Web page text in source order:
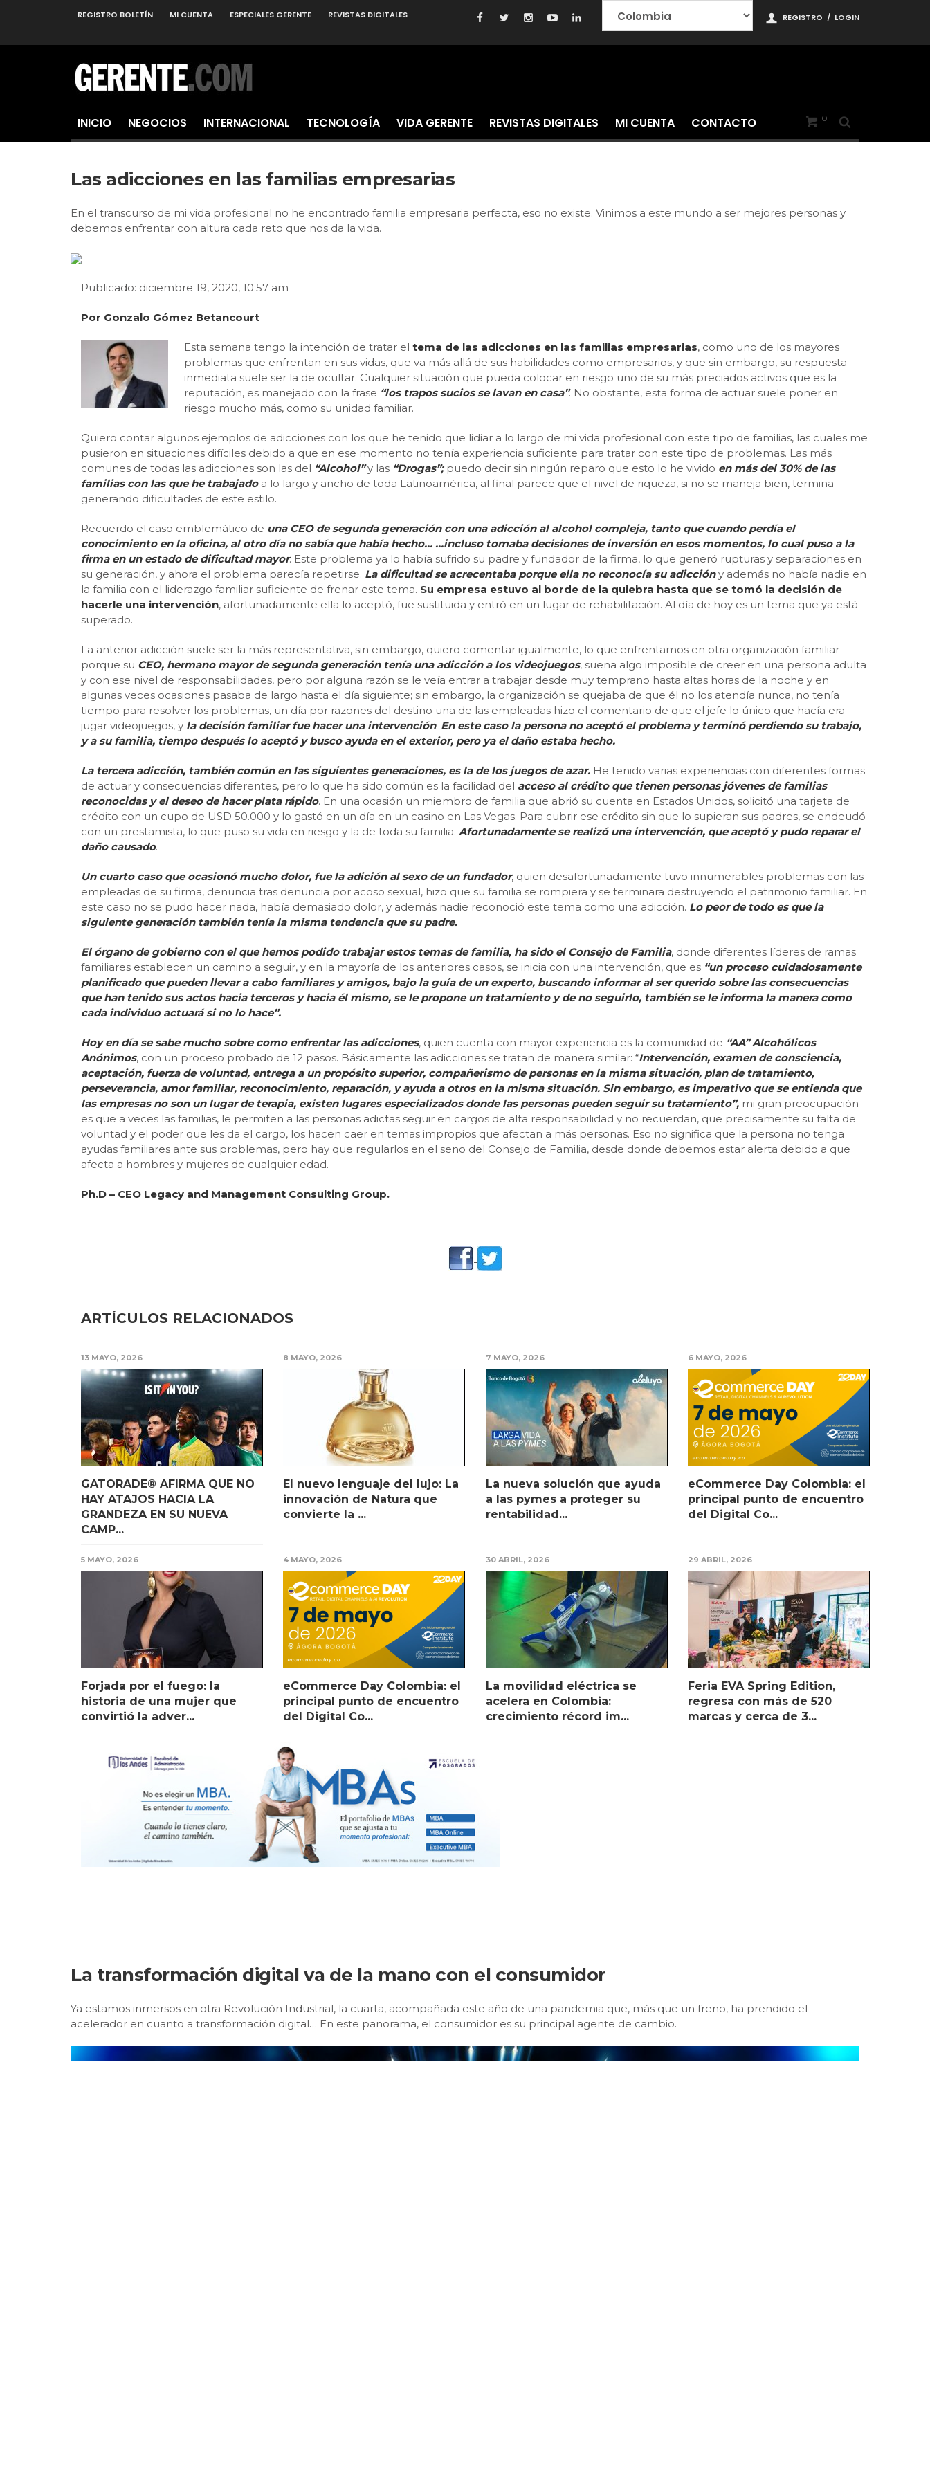
REGISTRO / LOGIN
REGISTRO BOLETÍN MI CUENTA ESPECIALES GERENTE REVISTAS DIGITALES
0
INICIO NEGOCIOS INTERNACIONAL TECNOLOGÍA VIDA GERENTE REVISTAS DIGITALES MI CUENTA CONTACTO
Las adicciones en las familias empresarias
En el transcurso de mi vida profesional no he encontrado familia empresaria perfecta, eso no existe. Vinimos a este mundo a ser mejores personas y
debemos enfrentar con altura cada reto que nos da la vida.
Publicado: diciembre 19, 2020, 10:57 am
Por Gonzalo Gómez Betancourt
Esta semana tengo la intención de tratar el tema de las adicciones en las familias empresarias, como uno de los mayores
problemas que enfrentan en sus vidas, que va más allá de sus habilidades como empresarios, y que sin embargo, su respuesta
inmediata suele ser la de ocultar. Cualquier situación que pueda colocar en riesgo uno de su más preciados activos que es la
reputación, es manejado con la frase “los trapos sucios se lavan en casa”. No obstante, esta forma de actuar suele poner en
riesgo mucho más, como su unidad familiar.
Quiero contar algunos ejemplos de adicciones con los que he tenido que lidiar a lo largo de mi vida profesional con este tipo de familias, las cuales me
pusieron en situaciones difíciles debido a que en ese momento no tenía experiencia suficiente para tratar con este tipo de problemas. Las más
comunes de todas las adicciones son las del “Alcohol”y las “Drogas”;puedo decir sin ningún reparo que esto lo he vivido en más del 30% de las
familias con las que he trabajadoa lo largo y ancho de toda Latinoamérica, al final parece que el nivel de riqueza, si no se maneja bien, termina
generando dificultades de este estilo.
Recuerdo el caso emblemático de una CEO de segunda generación con una adicción al alcohol compleja, tanto que cuando perdía el
conocimiento en la oficina, al otro día no sabía que había hecho… …incluso tomaba decisiones de inversión en esos momentos, lo cual puso a la
firma en un estado de dificultad mayor. Este problema ya lo había sufrido su padre y fundador de la firma, lo que generó rupturas y separaciones en
su generación, y ahora el problema parecía repetirse. La dificultad se acrecentaba porque ella no reconocía su adiccióny además no había nadie en
la familia con el liderazgo familiar suficiente de frenar este tema. Su empresa estuvo al borde de la quiebra hasta que se tomó la decisión de
hacerle una intervención, afortunadamente ella lo aceptó, fue sustituida y entró en un lugar de rehabilitación. Al día de hoy es un tema que ya está
superado.
La anterior adicción suele ser la más representativa, sin embargo, quiero comentar igualmente, lo que enfrentamos en otra organización familiar
porque su CEO, hermano mayor de segunda generación tenía una adicción a los videojuegos, suena algo imposible de creer en una persona adulta
y con ese nivel de responsabilidades, pero por alguna razón se le veía entrar a trabajar desde muy temprano hasta altas horas de la noche y en
algunas veces ocasiones pasaba de largo hasta el día siguiente; sin embargo, la organización se quejaba de que él no los atendía nunca, no tenía
tiempo para resolver los problemas, un día por razones del destino una de las empleadas hizo el comentario de que el jefe lo único que hacía era
jugar videojuegos, y la decisión familiar fue hacer una intervención. En este caso la persona no aceptó el problema y terminó perdiendo su trabajo,
y a su familia, tiempo después lo aceptó y busco ayuda en el exterior, pero ya el daño estaba hecho.
La tercera adicción, también común en las siguientes generaciones, es la de los juegos de azar. He tenido varias experiencias con diferentes formas
de actuar y consecuencias diferentes, pero lo que ha sido común es la facilidad del acceso al crédito que tienen personas jóvenes de familias
reconocidas y el deseo de hacer plata rápido. En una ocasión un miembro de familia que abrió su cuenta en Estados Unidos, solicitó una tarjeta de
crédito con un cupo de USD 50.000 y lo gastó en un día en un casino en Las Vegas. Para cubrir ese crédito sin que lo supieran sus padres, se endeudó
con un prestamista, lo que puso su vida en riesgo y la de toda su familia. Afortunadamente se realizó una intervención, que aceptó y pudo reparar el
daño causado.
Un cuarto caso que ocasionó mucho dolor, fue la adición al sexo de un fundador, quien desafortunadamente tuvo innumerables problemas con las
empleadas de su firma, denuncia tras denuncia por acoso sexual, hizo que su familia se rompiera y se terminara destruyendo el patrimonio familiar. En
este caso no se pudo hacer nada, había demasiado dolor, y además nadie reconoció este tema como una adicción. Lo peor de todo es que la
siguiente generación también tenía la misma tendencia que su padre.
El órgano de gobierno con el que hemos podido trabajar estos temas de familia, ha sido el Consejo de Familia, donde diferentes líderes de ramas
familiares establecen un camino a seguir, y en la mayoría de los anteriores casos, se inicia con una intervención, que es “un proceso cuidadosamente
planificado que pueden llevar a cabo familiares y amigos, bajo la guía de un experto, buscando informar al ser querido sobre las consecuencias
que han tenido sus actos hacia terceros y hacia él mismo, se le propone un tratamiento y de no seguirlo, también se le informa la manera como
cada individuo actuará si no lo hace”.
Hoy en día se sabe mucho sobre como enfrentar las adicciones, quien cuenta con mayor experiencia es la comunidad de “AA” Alcohólicos
Anónimos, con un proceso probado de 12 pasos. Básicamente las adicciones se tratan de manera similar: “Intervención, examen de consciencia,
aceptación, fuerza de voluntad, entrega a un propósito superior, compañerismo de personas en la misma situación, plan de tratamiento,
perseverancia, amor familiar, reconocimiento, reparación, y ayuda a otros en la misma situación. Sin embargo, es imperativo que se entienda que
las empresas no son un lugar de terapia, existen lugares especializados donde las personas pueden seguir su tratamiento”, mi gran preocupación
es que a veces las familias, le permiten a las personas adictas seguir en cargos de alta responsabilidad y no recuerdan, que precisamente su falta de
voluntad y el poder que les da el cargo, los hacen caer en temas impropios que afectan a más personas. Eso no significa que la persona no tenga
ayudas familiares ante sus problemas, pero hay que regularlos en el seno del Consejo de Familia, desde donde debemos estar alerta debido a que
afecta a hombres y mujeres de cualquier edad.
Ph.D – CEO Legacy and Management Consulting Group.
ARTÍCULOS RELACIONADOS
13 MAYO, 2026
GATORADE® AFIRMA QUE NO
HAY ATAJOS HACIA LA
GRANDEZA EN SU NUEVA
CAMP...
8 MAYO, 2026
El nuevo lenguaje del lujo: La
innovación de Natura que
convierte la ...
7 MAYO, 2026
La nueva solución que ayuda
a las pymes a proteger su
rentabilidad...
6 MAYO, 2026
eCommerce Day Colombia: el
principal punto de encuentro
del Digital Co...
5 MAYO, 2026
Forjada por el fuego: la
historia de una mujer que
convirtió la adver...
4 MAYO, 2026
eCommerce Day Colombia: el
principal punto de encuentro
del Digital Co...
30 ABRIL, 2026
La movilidad eléctrica se
acelera en Colombia:
crecimiento récord im...
29 ABRIL, 2026
Feria EVA Spring Edition,
regresa con más de 520
marcas y cerca de 3...
La transformación digital va de la mano con el consumidor
Ya estamos inmersos en otra Revolución Industrial, la cuarta, acompañada este año de una pandemia que, más que un freno, ha prendido el
acelerador en cuanto a transformación digital… En este panorama, el consumidor es su principal agente de cambio.